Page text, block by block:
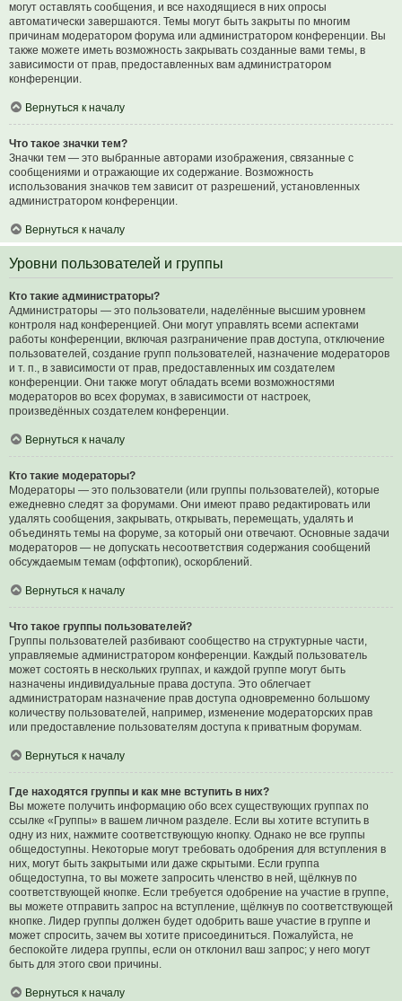
могут оставлять сообщения, и все находящиеся в них опросы
автоматически завершаются. Темы могут быть закрыты по многим
причинам модератором форума или администратором конференции. Вы
также можете иметь возможность закрывать созданные вами темы, в
зависимости от прав, предоставленных вам администратором
конференции.
Вернуться к началу
Что такое значки тем?
Значки тем — это выбранные авторами изображения, связанные с
сообщениями и отражающие их содержание. Возможность
использования значков тем зависит от разрешений, установленных
администратором конференции.
Вернуться к началу
Уровни пользователей и группы
Кто такие администраторы?
Администраторы — это пользователи, наделённые высшим уровнем
контроля над конференцией. Они могут управлять всеми аспектами
работы конференции, включая разграничение прав доступа, отключение
пользователей, создание групп пользователей, назначение модераторов
и т. п., в зависимости от прав, предоставленных им создателем
конференции. Они также могут обладать всеми возможностями
модераторов во всех форумах, в зависимости от настроек,
произведённых создателем конференции.
Вернуться к началу
Кто такие модераторы?
Модераторы — это пользователи (или группы пользователей), которые
ежедневно следят за форумами. Они имеют право редактировать или
удалять сообщения, закрывать, открывать, перемещать, удалять и
объединять темы на форуме, за который они отвечают. Основные задачи
модераторов — не допускать несоответствия содержания сообщений
обсуждаемым темам (оффтопик), оскорблений.
Вернуться к началу
Что такое группы пользователей?
Группы пользователей разбивают сообщество на структурные части,
управляемые администратором конференции. Каждый пользователь
может состоять в нескольких группах, и каждой группе могут быть
назначены индивидуальные права доступа. Это облегчает
администраторам назначение прав доступа одновременно большому
количеству пользователей, например, изменение модераторских прав
или предоставление пользователям доступа к приватным форумам.
Вернуться к началу
Где находятся группы и как мне вступить в них?
Вы можете получить информацию обо всех существующих группах по
ссылке «Группы» в вашем личном разделе. Если вы хотите вступить в
одну из них, нажмите соответствующую кнопку. Однако не все группы
общедоступны. Некоторые могут требовать одобрения для вступления в
них, могут быть закрытыми или даже скрытыми. Если группа
общедоступна, то вы можете запросить членство в ней, щёлкнув по
соответствующей кнопке. Если требуется одобрение на участие в группе,
вы можете отправить запрос на вступление, щёлкнув по соответствующей
кнопке. Лидер группы должен будет одобрить ваше участие в группе и
может спросить, зачем вы хотите присоединиться. Пожалуйста, не
беспокойте лидера группы, если он отклонил ваш запрос; у него могут
быть для этого свои причины.
Вернуться к началу